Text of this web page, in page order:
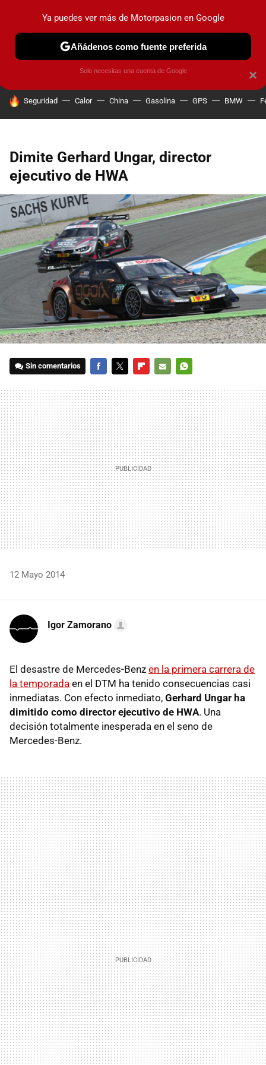
PRUEBAS COCHES ELÉCTRICOS OBSERVATORIO
HOY SE HABLA DE
Seguridad Calor China Gasolina GPS BMW
Dimite Gerhard Ungar, director
ejecutivo de HWA
Sin comentarios
MAIL
12 Mayo 2014
Igor Zamorano
El desastre de Mercedes-Benz en la primera carrera de
la temporada en el DTM ha tenido consecuencias casi
inmediatas. Con efecto inmediato, Gerhard Ungar ha
dimitido como director ejecutivo de HWA. Una
decisión totalmente inesperada en el seno de
Mercedes-Benz.
×
Ya puedes ver más de Motorpasion en Google
Añádenos como fuente preferida
Solo necesitas una cuenta de Google